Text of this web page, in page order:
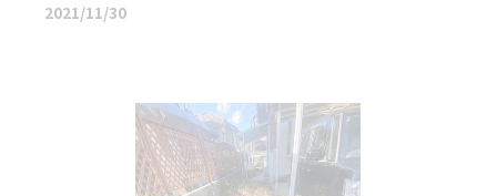
2021/11/30